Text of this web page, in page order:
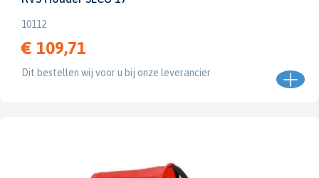
10112
€ 109,71
Dit bestellen wij voor u bij onze leverancier